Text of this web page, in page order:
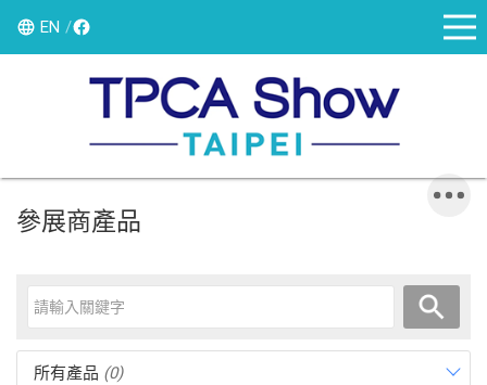
EN
參展商產品
所有產品 (0)